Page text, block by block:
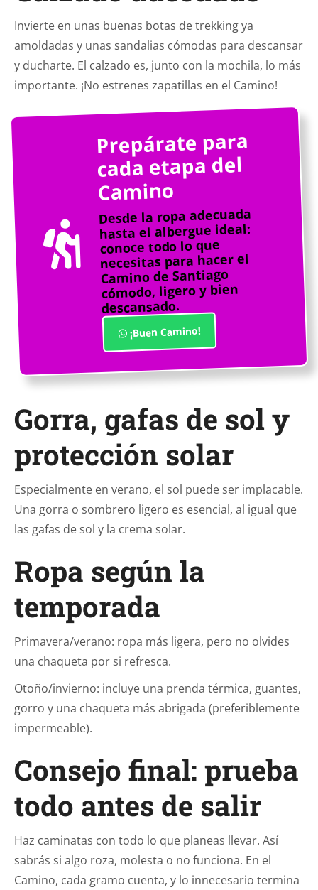
Invierte en unas buenas botas de trekking ya
amoldadas y unas sandalias cómodas para descansar
y ducharte. El calzado es, junto con la mochila, lo más
importante. ¡No estrenes zapatillas en el Camino!
Prepárate para
cada etapa del
Camino
Desde la ropa adecuada
hasta el albergue ideal:
conoce todo lo que
necesitas para hacer el
Camino de Santiago
cómodo, ligero y bien
descansado.
¡Buen Camino!
Gorra, gafas de sol y
protección solar
Especialmente en verano, el sol puede ser implacable.
Una gorra o sombrero ligero es esencial, al igual que
las gafas de sol y la crema solar.
Ropa según la
temporada
Primavera/verano: ropa más ligera, pero no olvides
una chaqueta por si refresca.
Otoño/invierno: incluye una prenda térmica, guantes,
gorro y una chaqueta más abrigada (preferiblemente
impermeable).
Consejo final: prueba
todo antes de salir
Haz caminatas con todo lo que planeas llevar. Así
sabrás si algo roza, molesta o no funciona. En el
Camino, cada gramo cuenta, y lo innecesario termina